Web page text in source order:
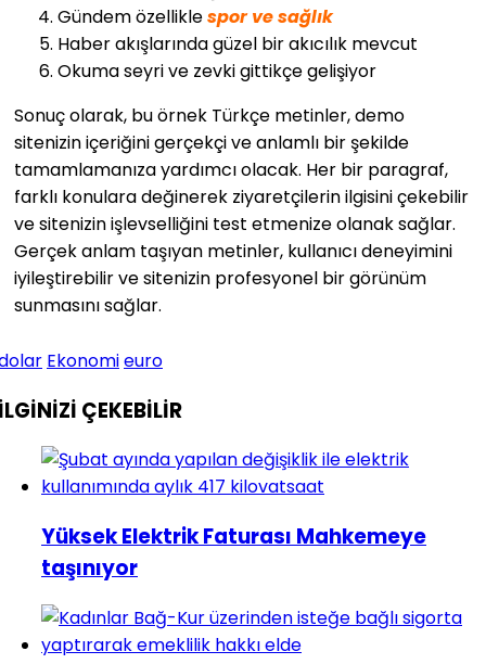
Gündem özelliklespor ve sağlık
Haber akışlarında güzel bir akıcılık mevcut
Okuma seyri ve zevki gittikçe gelişiyor
Sonuç olarak, bu örnek Türkçe metinler, demo
sitenizin içeriğini gerçekçi ve anlamlı bir şekilde
tamamlamanıza yardımcı olacak. Her bir paragraf,
farklı konulara değinerek ziyaretçilerin ilgisini çekebilir
ve sitenizin işlevselliğini test etmenize olanak sağlar.
Gerçek anlam taşıyan metinler, kullanıcı deneyimini
iyileştirebilir ve sitenizin profesyonel bir görünüm
sunmasını sağlar.
Ekonomieuro
ÇEKEBİLİR
Yüksek Elektrik Faturası Mahkemeye
taşınıyor